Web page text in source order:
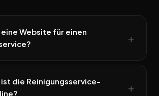
Website für einen
die Reinigungsservice-